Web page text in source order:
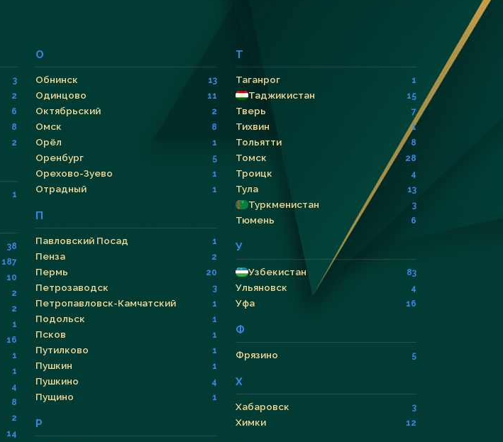
3
2
6
8
2
1
38
187
10
2
2
1
16
1
1
4
8
2
14
О
Обнинск 13
Одинцово 11
Октябрьский 2
Омск 8
Орёл 1
Оренбург 5
Орехово-Зуево 1
Отрадный 1
П
Павловский Посад 1
Пенза 2
Пермь 20
Петрозаводск 3
Петропавловск-Камчатский 1
Подольск 1
Псков 1
Путилково 1
Пушкин 1
Пушкино 4
Пущино 1
Р
Т
Таганрог 1
Таджикистан 15
Тверь 7
Тихвин 1
Тольятти 8
Томск 28
Троицк 4
Тула 13
Туркменистан 3
Тюмень 6
У
Узбекистан 83
Ульяновск 4
Уфа 16
Ф
Фрязино 5
Х
Хабаровск 3
Химки 12